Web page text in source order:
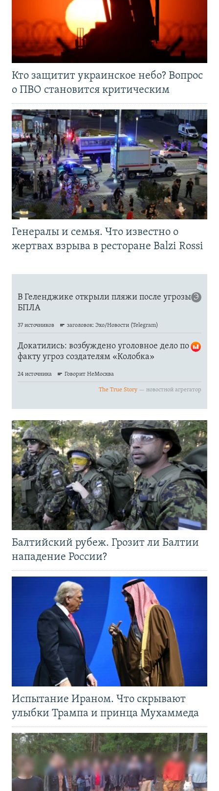
Кто защитит украинское небо? Вопрос
о ПВО становится критическим
Генералы и семья. Что известно о
жертвах взрыва в ресторане Balzi Rossi
Балтийский рубеж. Грозит ли Балтии
нападение России?
Испытание Ираном. Что скрывают
улыбки Трампа и принца Мухаммеда